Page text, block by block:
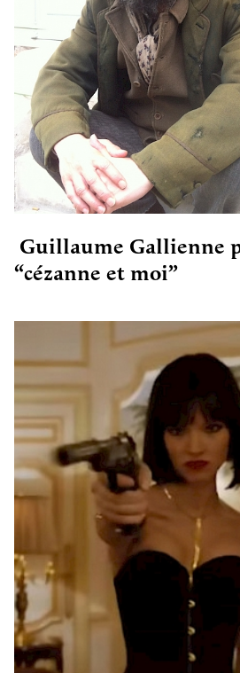
Guillaume Gallienne
“cézanne et moi”